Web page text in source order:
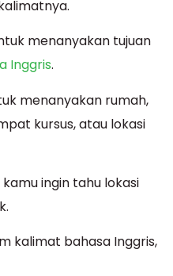
menanyakan tujuan
Inggris.
menanyakan rumah,
kursus, atau lokasi
ingin tahu lokasi
kalimat bahasa Inggris,